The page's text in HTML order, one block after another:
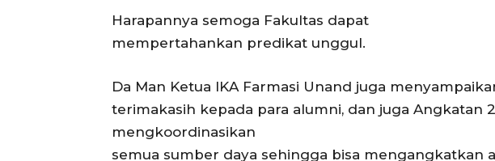
Harapannya semoga Fakultas dapat
mempertahankan predikat unggul.
Da Man Ketua IKA Farmasi Unand juga
terimakasih kepada para alumni, dan juga Angkatan
mengkoordinasikan
semua sumber daya sehingga bisa mengangkatkan